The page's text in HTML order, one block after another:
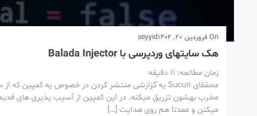
On فروردین 20, 1402 seyyid
هک سایتهای وردپرسی با Balada Injector
زمان مطالعه: 11 دقیقه
مخرب بهشون تزریق میکنه. در این کمپین از آسیب پذیری های
میکنن و عمدتا هم روی هدایت […]